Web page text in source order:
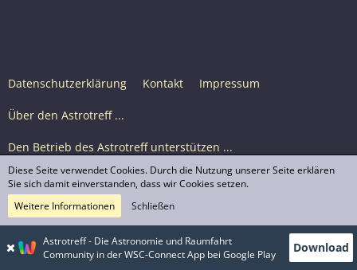
Datenschutzerklärung Kontakt Impressum
Über den Astrotreff ...
Den Betrieb des Astrotreff unterstützen ...
Nutzungsbedingungen
© Astrotreff 2001-2026, lizenziert unter CC BY-SA,
sofern für einzelne Inhalte nicht anders angegeben
Astrotreff - Die Astronomie und Raumfahrt
Community in der WSC-Connect App bei Google Play
Download
Diese Seite verwendet Cookies. Durch die Nutzung unserer Seite erklären
Sie sich damit einverstanden, dass wir Cookies setzen.
Weitere Informationen
Schließen